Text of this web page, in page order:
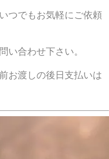
つでもお気軽にご依頼
い合わせ下さい。
お渡しの後日支払いは